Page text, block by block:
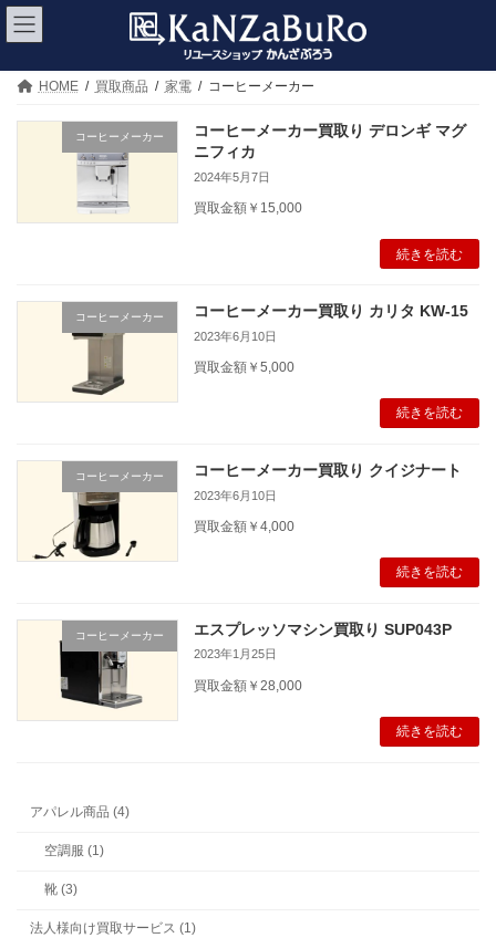
コ
ン
テ
ン
ナ
ビ
ゲ
ー
HOME 買取商品 家電 コーヒーメーカー
コーヒーメーカー
コーヒーメーカー買取り デロンギ マグ
ニフィカ
2024年5月7日
買取金額￥15,000
続きを読む
コーヒーメーカー コーヒーメーカー買取り カリタ KW-15
2023年6月10日
買取金額￥5,000
続きを読む
コーヒーメーカー コーヒーメーカー買取り クイジナート
2023年6月10日
買取金額￥4,000
続きを読む
コーヒーメーカー エスプレッソマシン買取り SUP043P
2023年1月25日
買取金額￥28,000
続きを読む
アパレル商品 (4)
空調服 (1)
靴 (3)
法人様向け買取サービス (1)